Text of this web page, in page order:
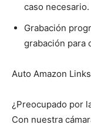
caso necesario.
Grabación
grabación para
Auto Amazon
¿Preocupado por
Con nuestra